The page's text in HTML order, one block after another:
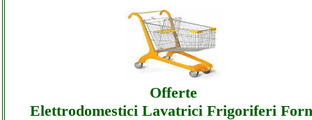
Espo-electronic - Ecommerce Ecommerce
Espo-electronic - Offerte
Espo-electronic - Ecommerce Ecommerce
Espo-electronic - Assistenza
Offerte
Elettrodomestici Lavatrici Frigoriferi